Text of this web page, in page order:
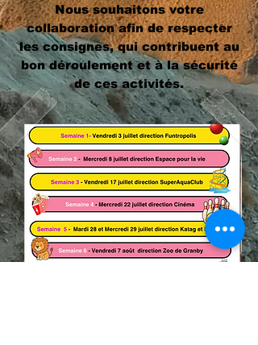
Nous souhaitons votre
collaboration afin de respecter
les consignes, qui contribuent au
bon déroulement et à la sécurité
de ces activités.